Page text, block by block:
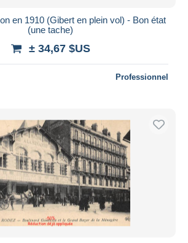
en 1910 (Gibert en plein vol) - Bon état
(une tache)
± 34,67 $US
Professionnel